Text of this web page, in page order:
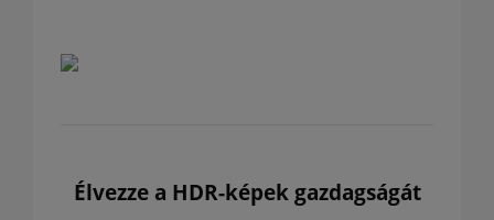
Élvezze a HDR-képek gazdagságát